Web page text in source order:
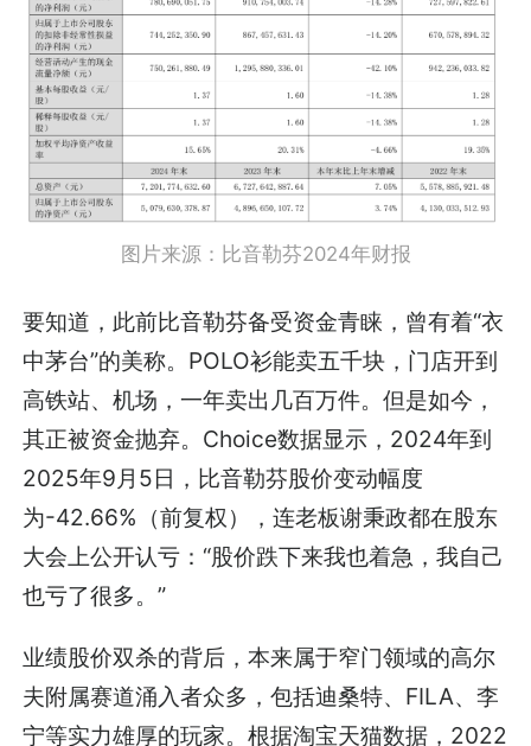
图片来源：比音勒芬2024年财报
要知道，此前比音勒芬备受资金青睐，曾有着“衣
中茅台”的美称。POLO衫能卖五千块，门店开到
高铁站、机场，一年卖出几百万件。但是如今，
其正被资金抛弃。Choice数据显示，2024年到
2025年9月5日，比音勒芬股价变动幅度
为-42.66%（前复权），连老板谢秉政都在股东
大会上公开认亏：“股价跌下来我也着急，我自己
也亏了很多。”
业绩股价双杀的背后，本来属于窄门领域的高尔
夫附属赛道涌入者众多，包括迪桑特、FILA、李
宁等实力雄厚的玩家。根据淘宝天猫数据，2022